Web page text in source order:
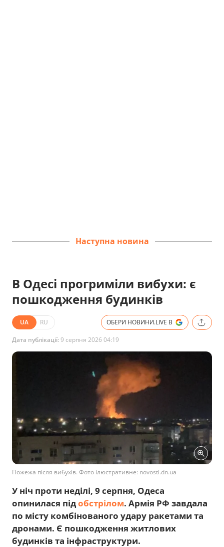
Наступна новина
В Одесі прогриміли вибухи: є
пошкодження будинків
UA RU ОБЕРИ НОВИНИ.LIVE В
Дата публікації:9 серпня 2026 04:19
Пожежа після вибухів. Фото ілюстративне: novosti.dn.ua
У ніч проти неділі, 9 серпня, Одеса
опинилася підобстрілом. Армія РФ завдала
по місту комбінованого удару ракетами та
дронами. Є пошкодження житлових
будинків та інфраструктури.